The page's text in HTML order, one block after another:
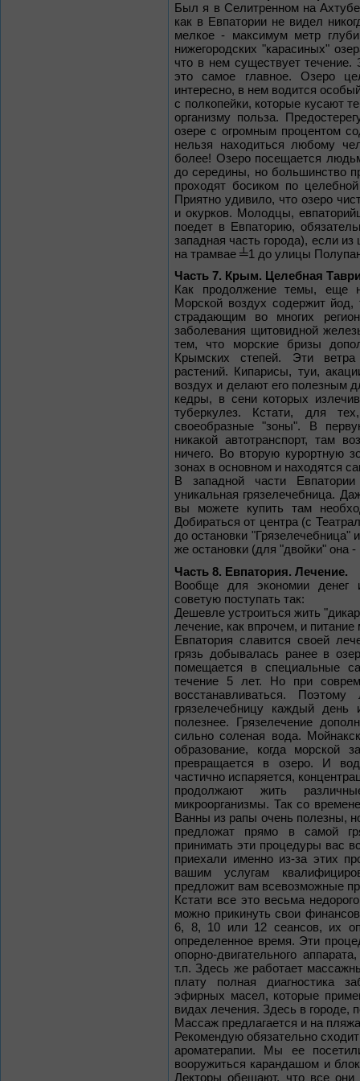
Был я в Селитренном на
как в Евпатории не видел
мелкое - максимум метр
нижегородских "карасиных"
что в нем существует
это самое главное. Озеро
интересно, в нем водится
с полкопейки, которые кусают
организму польза.
озере с огромным процентом
нельзя находиться любому
более! Озеро посещается
до середины, но большинство
проходят босиком по
Приятно удивило, что озеро
и окурков. Молодцы,
поедет в Евпаторию,
западная часть города), если
на трамвае ╧1 до улицы
Часть 7. Крым. Целебная
Как продолжение темы, еще
Морской воздух содержит
страдающим во многих
заболевания щитовидной
тем, что морские бризы
Крымских степей. Эти
растений. Кипарисы, туи,
воздух и делают его полезным
кедры, в сени которых
туберкулез. Кстати, для
своеобразные "зоны". В
никакой автотранспорт, там
ничего. Во вторую курортную
зонах в основном и находятся
В западной части
уникальная грязелечебница.
вы можете купить там
Добираться от центра (с
до остановки
же остановки (для "двойки" она -
Часть 8. Евпатория. Лечение.
Вообще для экономии денег
советую поступать так:
Дешевле устроиться жить
лечение, как впрочем, и
Евпатория славится своей
грязь добывалась ранее в
помещается в специальные
течение 5 лет. Но при
восстанавливаться.
грязелечебницу каждый
полезнее. Грязелечение
сильно соленая вода.
образование, когда морской
превращается в озеро. И
частично испаряется,
продолжают жить
микроорганизмы. Так со
Ванны из рапы очень полезны,
предложат прямо в самой
принимать эти процедуры вас
приехали именно из-за этих
вашим услугам
предложит вам всевозможные
Кстати все это весьма
можно прикинуть свои
6, 8, 10 или 12 сеансов, их
определенное время. Эти
опорно-двигательного
т.п. Здесь же работает
плату полная диагностика
эфирных масел, которые
видах лечения. Здесь в городе,
Массаж предлагается и на
Рекомендую обязательно
ароматерапии. Мы ее
вооружиться карандашом и
Лекторы обещают, что все они